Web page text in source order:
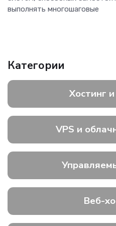
выполнять многошаговые
Категории
Хостинг
VPS и
Веб-